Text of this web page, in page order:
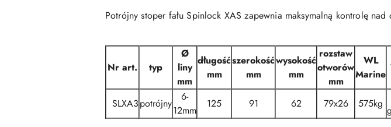
Potrójny stoper fału Spinlock XAS zapewnia maksymalną kontrolę
Nr art. typ
Ø
liny
mm
długość
mm
szerokość
mm
wysokość
mm
rozstaw
otworów
mm
WL
Marine
SLXA3potrójny
6-
12mm
125 91 62 79x26 575kg